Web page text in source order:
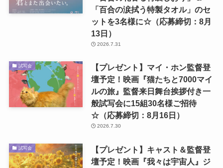
「百合の涙拭う特製タオル」のセ
ットを3名様に☆（応募締切：8月
13日）
2026.7.31
試写会
【プレゼント】マイ・ホン監督登
壇予定！映画『猫たちと7000マイ
ルの旅』監督来日舞台挨拶付き一
般試写会に15組30名様ご招待
☆（応募締切：8月16日）
2026.7.30
試写会
【プレゼント】キャスト＆監督登
壇予定！映画『我々は宇宙人』ジ